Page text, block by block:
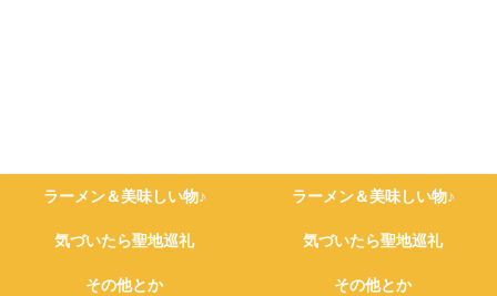
ラーメン＆美味しい物♪ ラーメン＆美味しい物♪
気づいたら聖地巡礼 気づいたら聖地巡礼
その他とか その他とか